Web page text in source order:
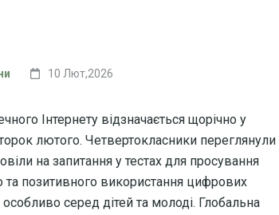
10 Лют,2026
Інтернету відзначається щорічно у
лютого. Четвертокласники переглянули
на запитання у тестах для просування
та позитивного використання цифрових
особливо серед дітей та молоді. Глобальна